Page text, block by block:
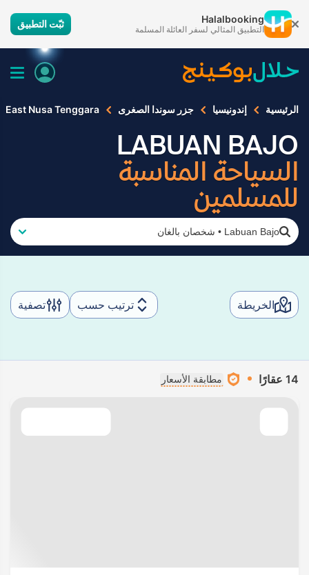
Halalbooking
التطبيق المثالي لسفر العائلة المسلمة ثبّت التطبيق
الرئيسية إندونيسيا جزر سوندا الصغرى East Nusa Tenggara
LABUAN BAJO
السياحة المناسبة
للمسلمين
Labuan Bajo
• شخصان بالغان
الخريطة ترتيب حسب تصفية
14 عقارًا مطابقة الأسعار